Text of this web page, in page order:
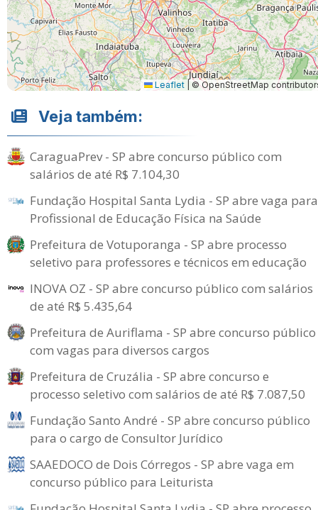
Leaflet © OpenStreetMap
Veja também:
CaraguaPrev - SP abre concurso público com
salários de até R$ 7.104,30
Fundação Hospital Santa Lydia - SP abre vaga para
Profissional de Educação Física na Saúde
Prefeitura de Votuporanga - SP abre processo
seletivo para professores e técnicos em educação
INOVA OZ - SP abre concurso público com salários
de até R$ 5.435,64
Prefeitura de Auriflama - SP abre concurso público
com vagas para diversos cargos
Prefeitura de Cruzália - SP abre concurso e
processo seletivo com salários de até R$ 7.087,50
Fundação Santo André - SP abre concurso público
para o cargo de Consultor Jurídico
SAAEDOCO de Dois Córregos - SP abre vaga em
concurso público para Leiturista